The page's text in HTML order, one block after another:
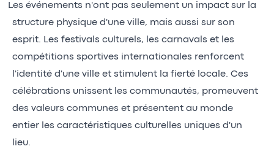
événements n'ont pas seulement un impact sur la
structure physique d'une ville, mais aussi sur son
esprit. Les festivals culturels, les carnavals et les
compétitions sportives internationales renforcent
l'identité d'une ville et stimulent la fierté locale. Ces
célébrations unissent les communautés, promeuvent
des valeurs communes et présentent au monde
entier les caractéristiques culturelles uniques d'un
lieu.